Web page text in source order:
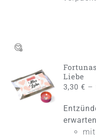
AUSFÜHRUNG
WÄHLEN
DIESES
PRODUKT
MEHRERE
/
DETAILS
Liebe
3,30€ –